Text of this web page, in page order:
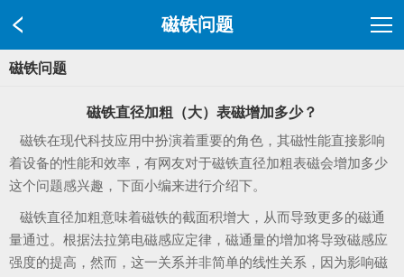
磁铁问题
磁铁问题
磁铁直径加粗（大）表磁增加多少？
磁铁在现代科技应用中扮演着重要的角色，其磁性能直接影响
着设备的性能和效率，有网友对于磁铁直径加粗表磁会增加多少
这个问题感兴趣，下面小编来进行介绍下。
磁铁直径加粗意味着磁铁的截面积增大，从而导致更多的磁通
量通过。根据法拉第电磁感应定律，磁通量的增加将导致磁感应
强度的提高，然而，这一关系并非简单的线性关系，因为影响磁